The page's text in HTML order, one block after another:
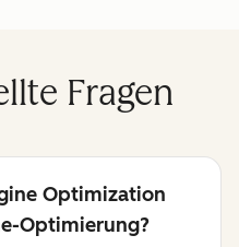
Fragen
Optimization
Optimierung?